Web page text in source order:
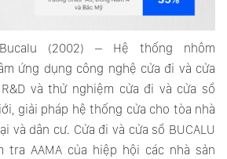
Bucalu (2002) – Hệ thống nhôm
ứng dụng công nghệ cửa đi và cửa
và thử nghiệm cửa đi và cửa sổ
giải pháp hệ thống cửa cho tòa nhà
và dân cư. Cửa đi và cửa sổ BUCALU
tra AAMA của hiệp hội các nhà sản